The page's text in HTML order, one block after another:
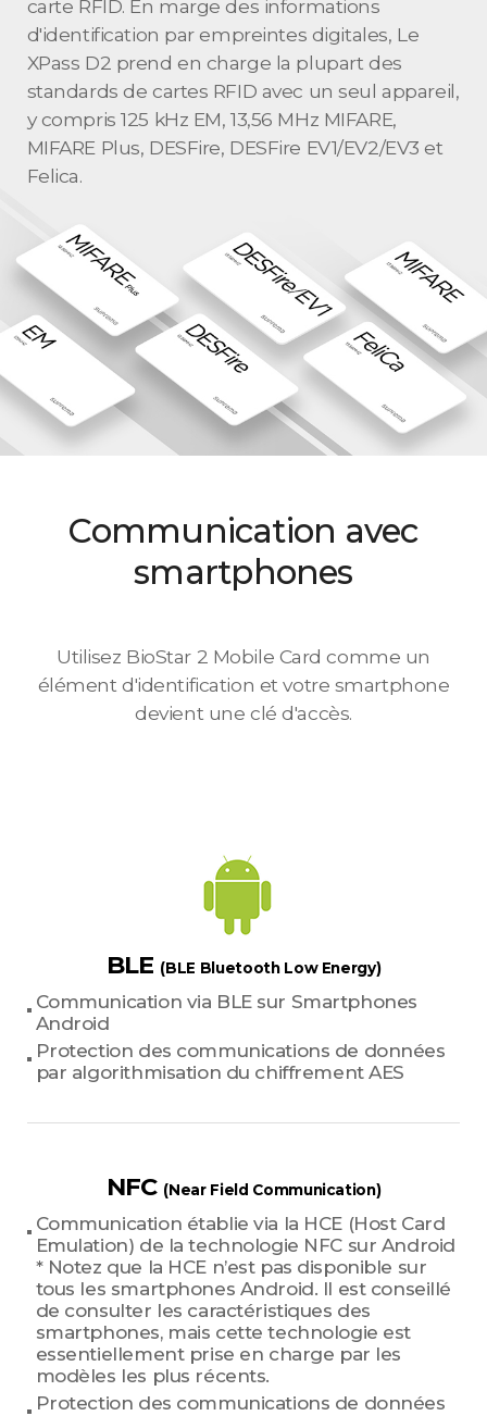
carte RFID. En marge des informations
d'identification par empreintes digitales, Le
XPass D2 prend en charge la plupart des
standards de cartes RFID avec un seul appareil,
y compris 125 kHz EM, 13,56 MHz MIFARE,
MIFARE Plus, DESFire, DESFire EV1/EV2/EV3 et
Felica.
Communication avec
smartphones
Utilisez BioStar 2 Mobile Card comme un
élément d'identification et votre smartphone
devient une clé d'accès.
BLE (BLE Bluetooth Low Energy)
Communication via BLE sur Smartphones
Android
Protection des communications de données
par algorithmisation du chiffrement AES
NFC (Near Field Communication)
Communication établie via la HCE (Host Card
Emulation) de la technologie NFC sur Android
* Notez que la HCE n’est pas disponible sur
tous les smartphones Android. Il est conseillé
de consulter les caractéristiques des
smartphones, mais cette technologie est
essentiellement prise en charge par les
modèles les plus récents.
Protection des communications de données